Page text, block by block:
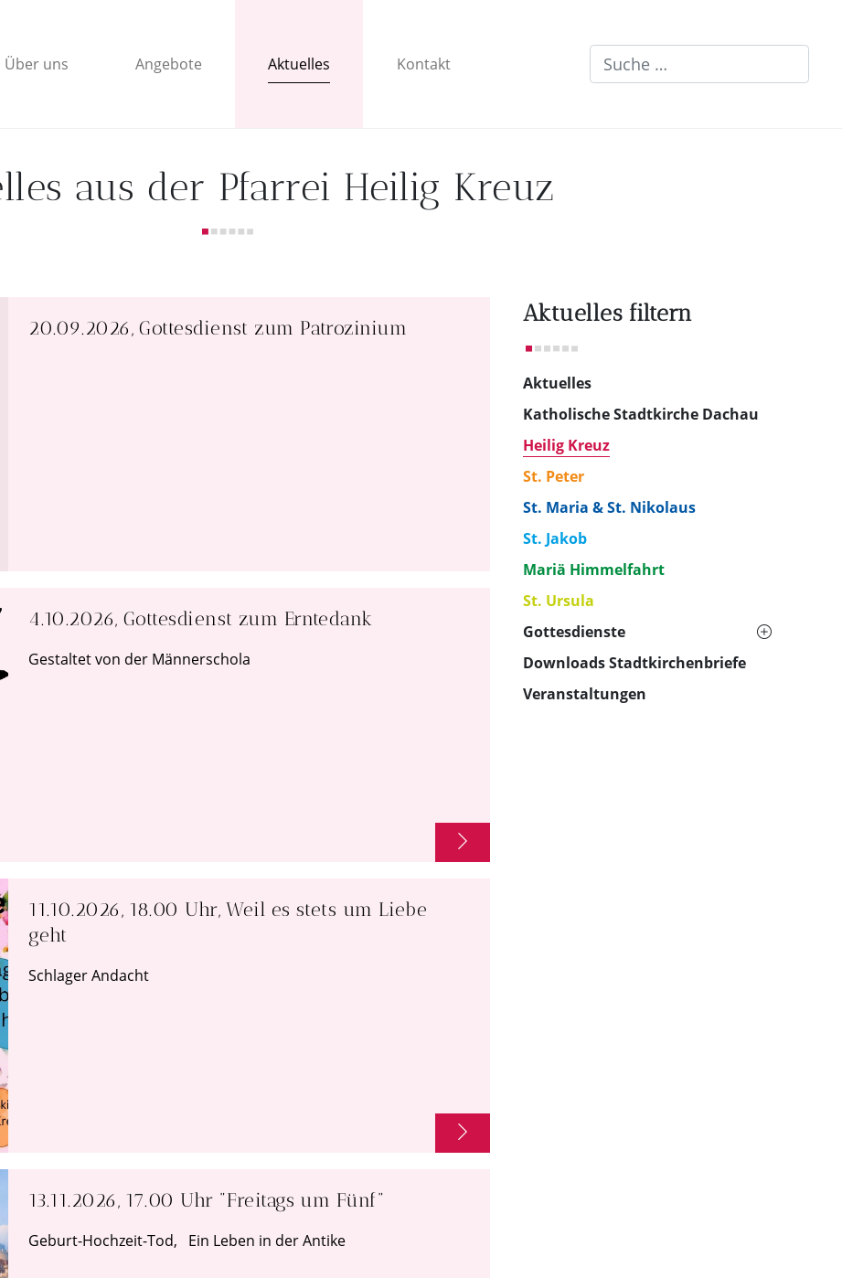
Über uns Angebote Aktuelles Kontakt Suchen
aus der Pfarrei Heilig Kreuz
20.09.2026, Gottesdienst zum Patrozinium
4.10.2026, Gottesdienst zum Erntedank
Gestaltet von der Männerschola
11.10.2026, 18.00 Uhr, Weil es stets um Liebe
geht
Schlager Andacht
13.11.2026, 17.00 Uhr "Freitags um Fünf"
Geburt-Hochzeit-Tod, Ein Leben in der Antike
Aktuelles filtern
Aktuelles
Katholische Stadtkirche Dachau
Heilig Kreuz
St. Peter
St. Maria & St. Nikolaus
St. Jakob
Mariä Himmelfahrt
St. Ursula
Gottesdienste
Downloads Stadtkirchenbriefe
Veranstaltungen